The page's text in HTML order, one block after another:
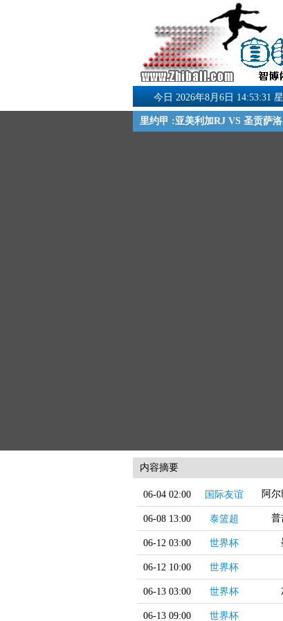
今日 2026年8月6日 14:53:32
里约甲 :亚美利加RJ VS 圣贡萨洛
内容摘要
06-04 02:00 国际友谊 阿
06-08 13:00 泰篮超 普
06-12 03:00 世界杯
06-12 10:00 世界杯
06-13 03:00 世界杯
06-13 09:00 世界杯